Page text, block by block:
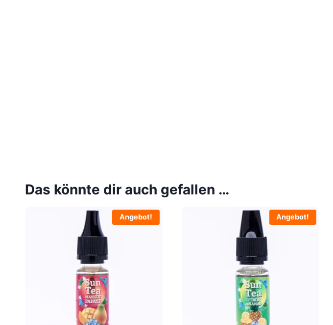
Das könnte dir auch gefallen …
Angebot! Angebot!